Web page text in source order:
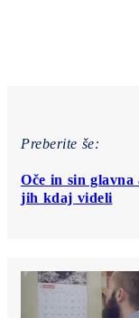
Preberite še:
Oče in sin
jih kdaj videli